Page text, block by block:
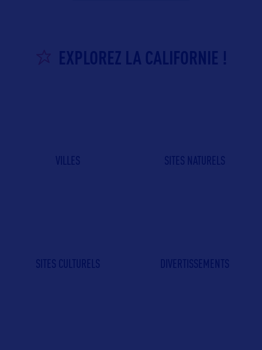
EXPLOREZ LA CALIFORNIE !
VILLES SITES NATURELS
SITES CULTURELS DIVERTISSEMENTS